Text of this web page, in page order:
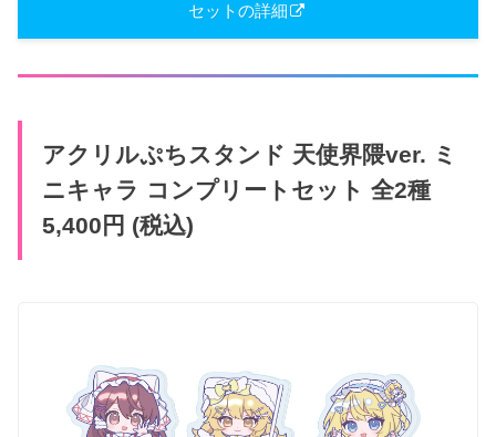
セットの詳細
アクリルぷちスタンド 天使界隈ver. ミ
ニキャラ コンプリートセット 全2種
5,400円 (税込)